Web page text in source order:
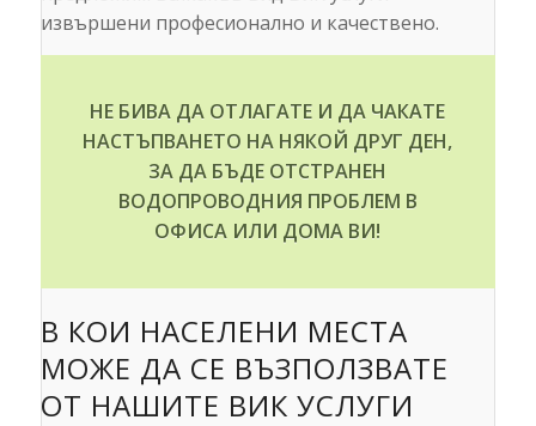
извършени професионално и качествено.
НЕ БИВА ДА ОТЛАГАТЕ И ДА ЧАКАТЕ
НАСТЪПВАНЕТО НА НЯКОЙ ДРУГ ДЕН,
ЗА ДА БЪДЕ ОТСТРАНЕН
ВОДОПРОВОДНИЯ ПРОБЛЕМ В
ОФИСА ИЛИ ДОМА ВИ!
В КОИ НАСЕЛЕНИ МЕСТА
МОЖЕ ДА СЕ ВЪЗПОЛЗВАТЕ
ОТ НАШИТЕ ВИК УСЛУГИ